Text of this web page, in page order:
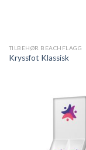
TILBEHØR BEACHFLAGG
Kryssfot Klassisk